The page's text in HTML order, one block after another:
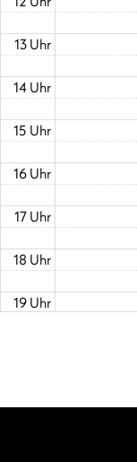
13 Uhr
14 Uhr
15 Uhr
16 Uhr
17 Uhr
18 Uhr
19 Uhr